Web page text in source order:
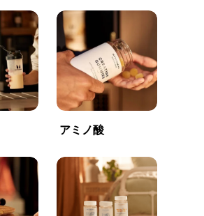
アミノ酸